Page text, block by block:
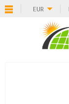
EUR